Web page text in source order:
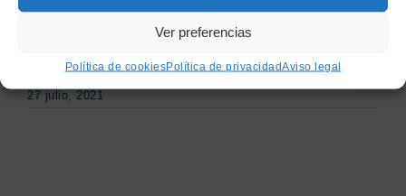
Ver preferencias
Política de cookiesPolítica de privacidadAviso legal
Ya han salido a la luz los carteles de los
27 julio, 2021